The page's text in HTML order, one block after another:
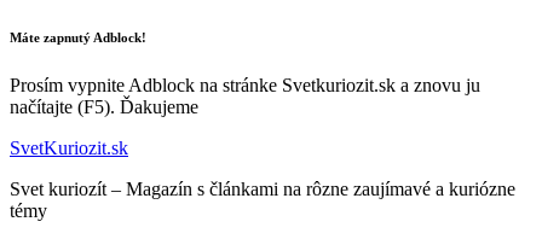
Máte zapnutý Adblock!
Prosím vypnite Adblock na stránke Svetkuriozit.sk a znovu ju
načítajte (F5). Ďakujeme
SvetKuriozit.sk
Svet kuriozít – Magazín s článkami na rôzne zaujímavé a kuriózne
témy